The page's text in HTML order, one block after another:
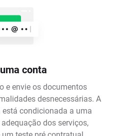
conta
e envie os documentos
desnecessárias. A
condicionada a uma
dos serviços,